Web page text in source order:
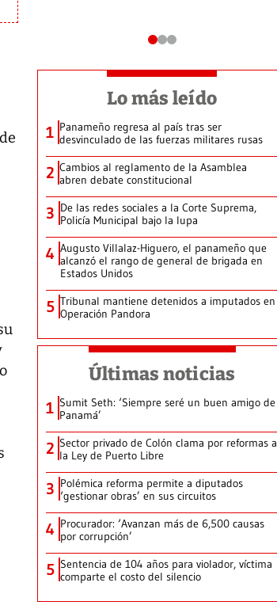
Lo más leído
1 Panameño regresa al país tras ser
desvinculado de las fuerzas militares rusas
2 Cambios al reglamento de la Asamblea
abren debate constitucional
3 De las redes sociales a la Corte Suprema,
Policía Municipal bajo la lupa
4 Augusto Villalaz-Higuero, el panameño que
alcanzó el rango de general de brigada en
Estados Unidos
5 Tribunal mantiene detenidos a imputados en
Operación Pandora
Últimas noticias
1 Sumit Seth: ‘Siempre seré un buen amigo de
Panamá’
2 Sector privado de Colón clama por reformas a
la Ley de Puerto Libre
3 Polémica reforma permite a diputados
‘gestionar obras’ en sus circuitos
4 Procurador: ‘Avanzan más de 6,500 causas
por corrupción’
5 Sentencia de 104 años para violador, víctima
comparte el costo del silencio